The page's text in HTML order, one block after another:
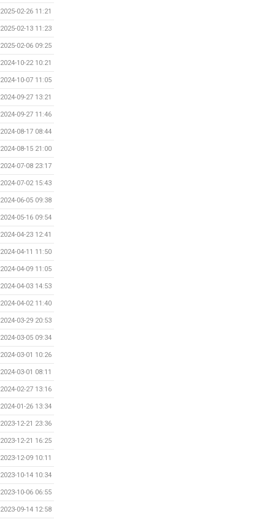
2025-02-26 11:21
2025-02-13 11:23
2025-02-06 09:25
2024-10-22 10:21
2024-10-07 11:05
2024-09-27 13:21
2024-09-27 11:46
2024-08-17 08:44
2024-08-15 21:00
2024-07-08 23:17
2024-07-02 15:43
2024-06-05 09:38
2024-05-16 09:54
2024-04-23 12:41
2024-04-11 11:50
2024-04-09 11:05
2024-04-03 14:53
2024-04-02 11:40
2024-03-29 20:53
2024-03-05 09:34
2024-03-01 10:26
2024-03-01 08:11
2024-02-27 13:16
2024-01-26 13:34
2023-12-21 23:36
2023-12-21 16:25
2023-12-09 10:11
2023-10-14 10:34
2023-10-06 06:55
2023-09-14 12:58